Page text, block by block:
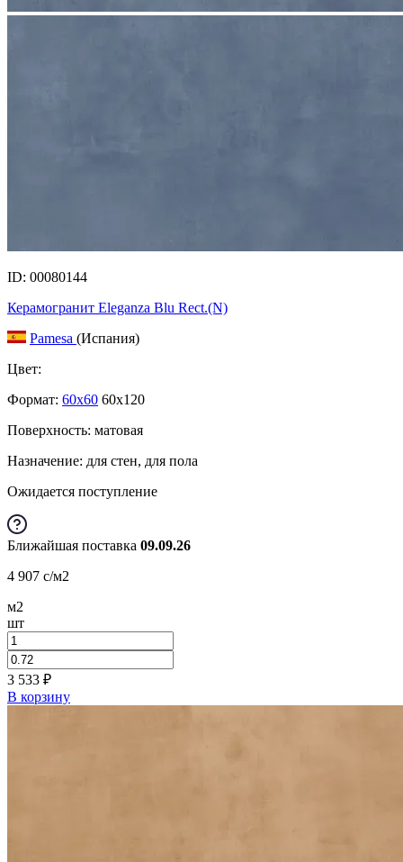
ID: 00080144
Керамогранит Eleganza Blu Rect.(N)
Pamesa (Испания)
Цвет:
Формат: 60x60 60x120
Поверхность: матовая
Назначение: для стен, для пола
Ожидается поступление
Ближайшая поставка 09.09.26
4 907 c/м2
м2
шт
3 533 ₽
В корзину